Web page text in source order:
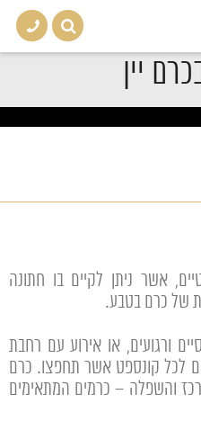
יין
אשר ניתן לקיים בו חתונה
של כרם בטבע.
ורגועים, או אירוע עם רחבת
לכל קונספט אשר תחפצו. כרם
והשפלה – כרמים המתאימים